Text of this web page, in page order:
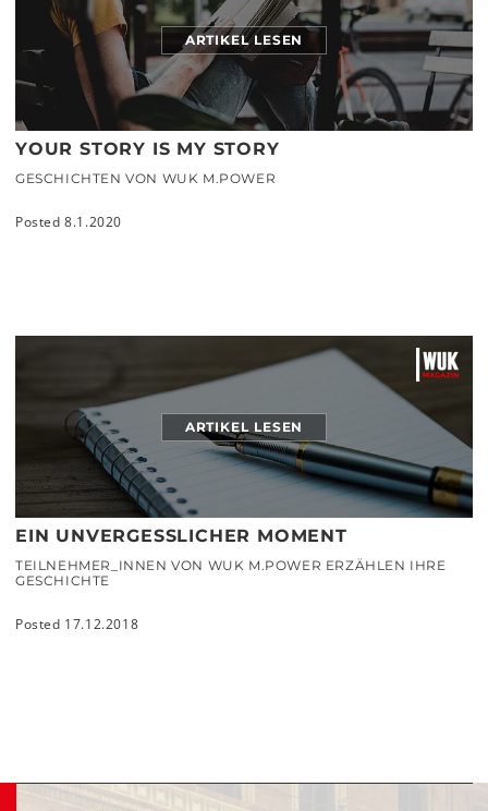
ARTIKEL LESEN
YOUR STORY IS MY STORY
GESCHICHTEN VON WUK M.POWER
Posted 8.1.2020
ARTIKEL LESEN
EIN UNVERGESSLICHER MOMENT
TEILNEHMER_INNEN VON WUK M.POWER ERZÄHLEN IHRE
GESCHICHTE
Posted 17.12.2018